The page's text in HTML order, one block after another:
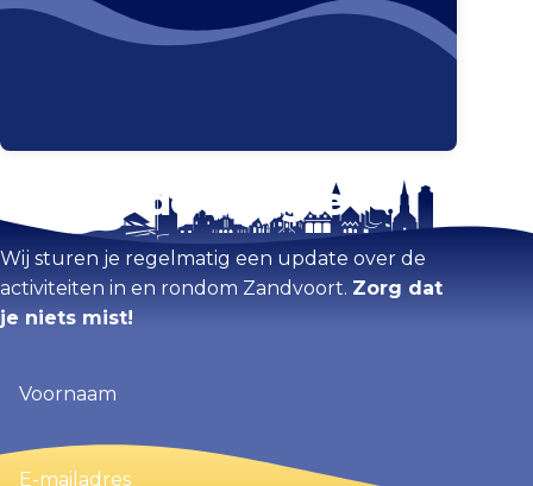
Kaart vergroten
Blijf op de hoogte
Wij sturen je regelmatig een update over de
activiteiten in en rondom Zandvoort. Zorg dat
je niets mist!
(Vereist)
E-
mailadres